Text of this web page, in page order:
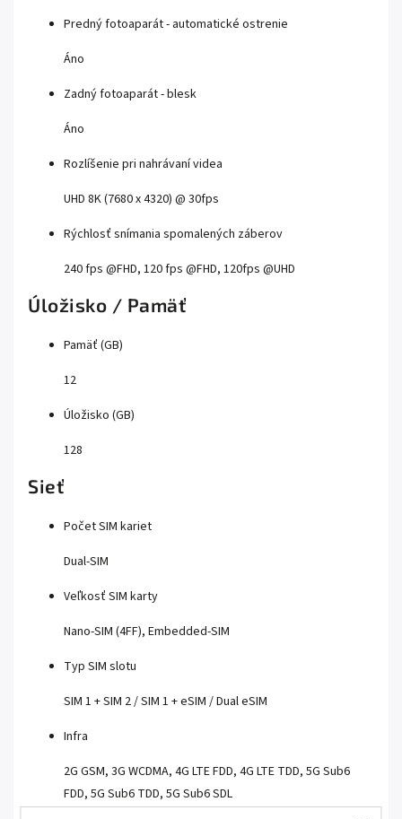
Predný fotoaparát - automatické ostrenie
Áno
Zadný fotoaparát - blesk
Áno
Rozlíšenie pri nahrávaní videa
UHD 8K (7680 x 4320) @ 30fps
Rýchlosť snímania spomalených záberov
240 fps @FHD, 120 fps @FHD, 120fps @UHD
Úložisko / Pamäť
Pamäť (GB)
12
Úložisko (GB)
128
Sieť
Počet SIM kariet
Dual-SIM
Veľkosť SIM karty
Nano-SIM (4FF), Embedded-SIM
Typ SIM slotu
SIM 1 + SIM 2 / SIM 1 + eSIM / Dual eSIM
Infra
2G GSM, 3G WCDMA, 4G LTE FDD, 4G LTE TDD, 5G Sub6
FDD, 5G Sub6 TDD, 5G Sub6 SDL